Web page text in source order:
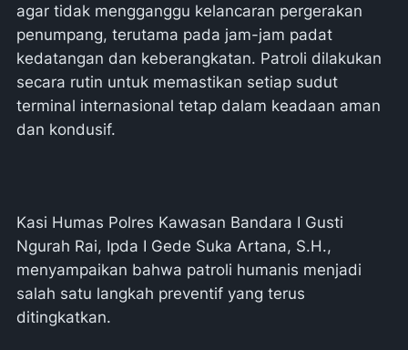
agar tidak mengganggu kelancaran pergerakan
penumpang, terutama pada jam-jam padat
kedatangan dan keberangkatan. Patroli dilakukan
secara rutin untuk memastikan setiap sudut
terminal internasional tetap dalam keadaan aman
dan kondusif.
Kasi Humas Polres Kawasan Bandara I Gusti
Ngurah Rai, Ipda I Gede Suka Artana, S.H.,
menyampaikan bahwa patroli humanis menjadi
salah satu langkah preventif yang terus
ditingkatkan.